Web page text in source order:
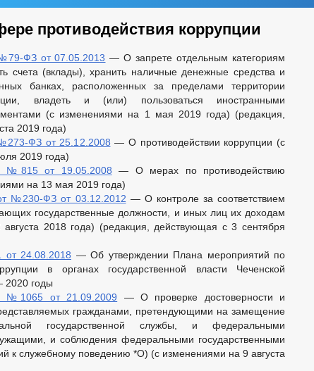
противодействия коррупции
ФЗ от 07.05.2013 — О запрете отдельным категориям
счета (вклады), хранить наличные денежные средства и
банках, расположенных за пределами территории
владеть и (или) пользоваться иностранными
(с изменениями на 1 мая 2019 года) (редакция,
2019 года)
ФЗ от 25.12.2008 — О противодействии коррупции (с
2019 года)
№815 от 19.05.2008 — О мерах по противодействию
на 13 мая 2019 года)
№230-ФЗ от 03.12.2012 — О контроле за соответствием
государственные должности, и иных лиц их доходам
2018 года) (редакция, действующая с 3 сентября
24.08.2018 — Об утверждении Плана мероприятий по
в органах государственной власти Чеченской
2020 годы
№1065 от 21.09.2009 — О проверке достоверности и
гражданами, претендующими на замещение
государственной службы, и федеральными
и соблюдения федеральными государственными
к служебному поведению *О) (с изменениями на 9 августа